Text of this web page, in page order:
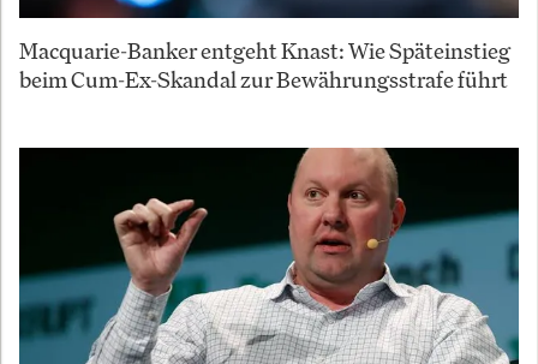
Macquarie-Banker entgeht Knast: Wie Späteinstieg
beim Cum-Ex-Skandal zur Bewährungsstrafe führt